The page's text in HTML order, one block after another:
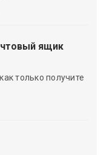
ящик
только получите